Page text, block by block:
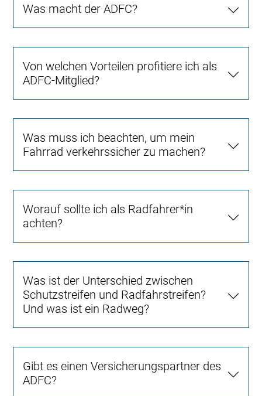
Was macht der ADFC?
Von welchen Vorteilen profitiere ich als
ADFC-Mitglied?
Was muss ich beachten, um mein
Fahrrad verkehrssicher zu machen?
Worauf sollte ich als Radfahrer*in
achten?
Was ist der Unterschied zwischen
Schutzstreifen und Radfahrstreifen?
Und was ist ein Radweg?
Gibt es einen Versicherungspartner des
ADFC?